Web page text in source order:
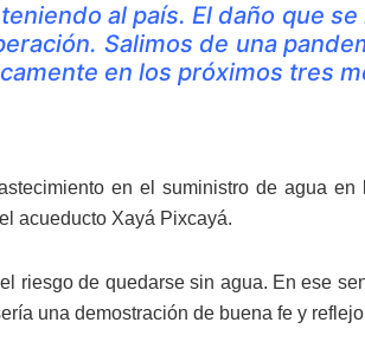
al país. El daño que
Salimos de una
en los próximos tres
en el suministro de agua
acueducto Xayá Pixcayá.
riesgo de quedarse sin agua. En ese
una demostración de buena fe y